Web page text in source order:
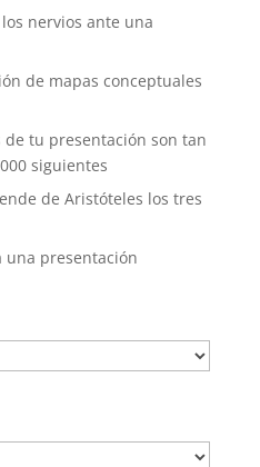
nervios ante una
de mapas conceptuales
tu presentación son tan
siguientes
de Aristóteles los tres
una presentación